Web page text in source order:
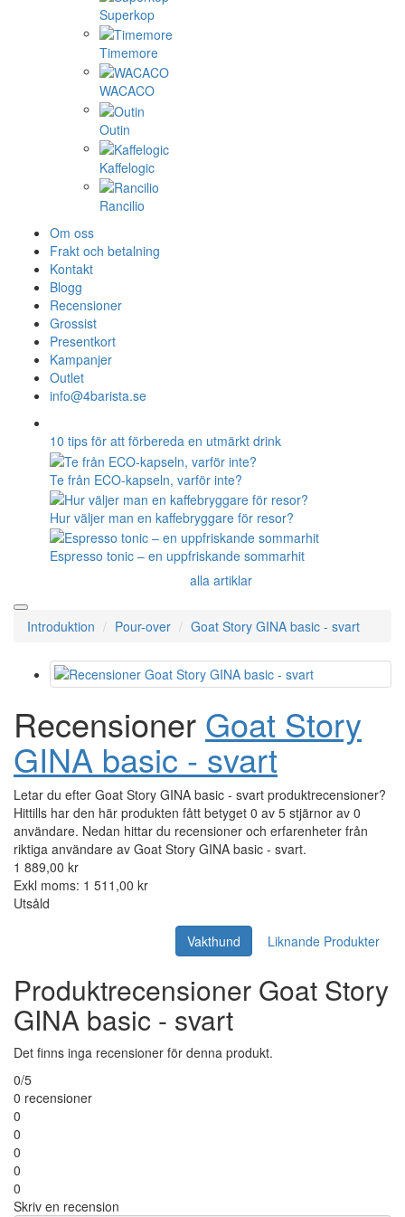
Superkop
Timemore
WACACO
Outin
Kaffelogic
Rancilio
Om oss
Frakt och betalning
Kontakt
Blogg
Recensioner
Grossist
Presentkort
Kampanjer
Outlet
info@4barista.se
10 tips för att förbereda en utmärkt drink
Te från ECO-kapseln, varför inte?
Hur väljer man en kaffebryggare för resor?
Espresso tonic – en uppfriskande sommarhit
alla artiklar
Introduktion Pour-over Goat Story GINA basic - svart
Recensioner Goat Story
GINA basic - svart
Letar du efter Goat Story GINA basic - svart produktrecensioner?
Hittills har den här produkten fått betyget 0 av 5 stjärnor av 0
användare. Nedan hittar du recensioner och erfarenheter från
riktiga användare av Goat Story GINA basic - svart.
1 889,00 kr
Exkl moms: 1 511,00 kr
Utsåld
Vakthund Liknande Produkter
Produktrecensioner Goat Story
GINA basic - svart
Det finns inga recensioner för denna produkt.
0/5
0 recensioner
0
0
0
0
0
Skriv en recension